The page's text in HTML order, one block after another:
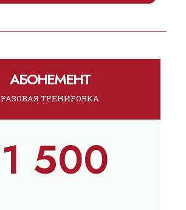
АБОНЕМЕНТ
РАЗОВАЯ ТРЕНИРОВКА
1 500